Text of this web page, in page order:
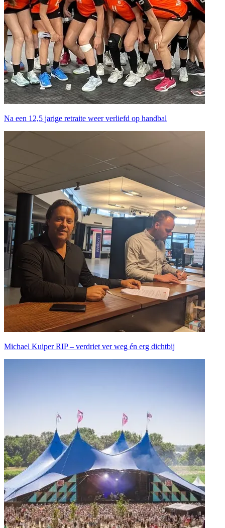
Na een 12,5 jarige retraite weer verliefd op handbal
Michael Kuiper RIP – verdriet ver weg én erg dichtbij